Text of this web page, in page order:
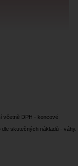
včetně DPH - koncové.
skutečných nákladů - váhy.